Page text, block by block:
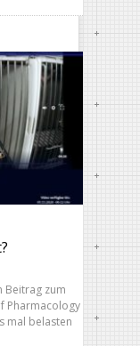
Beitrag zum
Pharmacology
mal belasten